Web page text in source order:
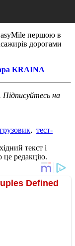
першою в
дорогами
KRAІNA
Підписуйтесь на
грузовик, тест-
текст і
це редакцію.